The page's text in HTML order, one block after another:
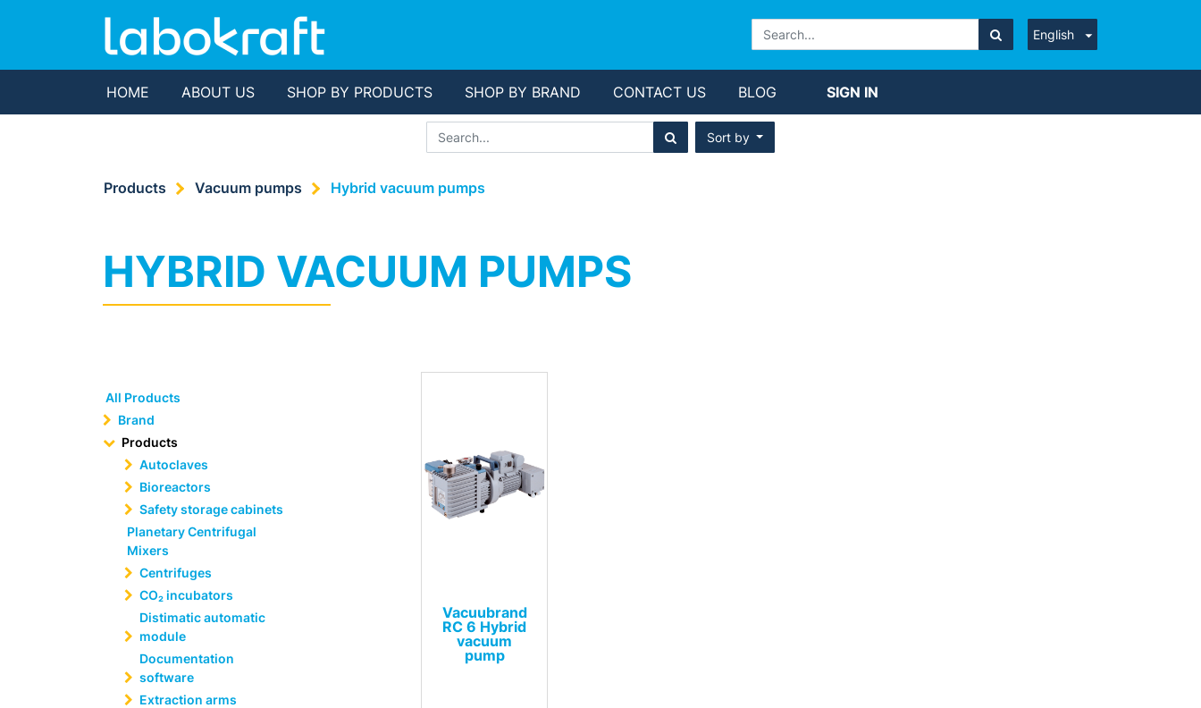
English
HOME ABOUT US SHOP BY PRODUCTS SHOP BY BRAND CONTACT US BLOG SIGN IN
Sort by
Products Vacuum pumps Hybrid vacuum pumps
HYBRID VACUUM PUMPS
Vacuubrand
RC 6 Hybrid
vacuum
pump
All Products
Brand
Products
Autoclaves
Bioreactors
Safety storage cabinets
Planetary Centrifugal
Mixers
Centrifuges
CO₂ incubators
Distimatic automatic
module
Documentation
software
Extraction arms